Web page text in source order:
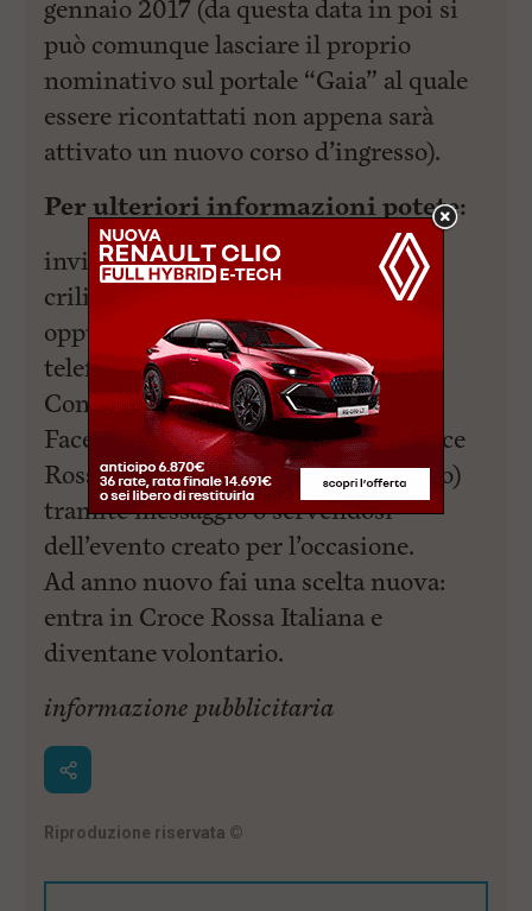
gennaio 2017 (da questa data in poi si
può comunque lasciare il proprio
nominativo sul portale “Gaia” al quale
essere ricontattati non appena sarà
attivato un nuovo corso d’ingresso).
Per ulteriori informazioni potete:
inviare una mail a
crilivorno.formazione@gmail.com
oppure
cl.livorno@cri.it
telefonare allo 0586 – 88.23.36.
Contattarci sulla nostra pagina
Facebook, @crocerossalivorno (Croce
Rossa Italiana – Comitato di Livorno)
tramite messaggio o servendosi
dell’evento creato per l’occasione.
Ad anno nuovo fai una scelta nuova:
entra in Croce Rossa Italiana e
diventane volontario.
informazione pubblicitaria
Riproduzione riservata ©